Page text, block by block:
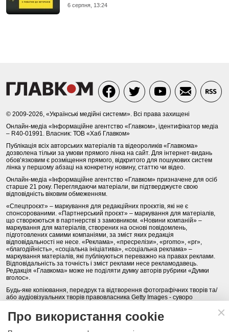
6 серпня, 13:24
© 2009-2026, «Українські медійні системи». Всі права захищені
Онлайн-медіа «Інформаційне агентство «Главком», ідентифікатор медіа
– R40-01991. Власник: ТОВ «Хаб Главком»
Публікація всіх авторських матеріалів та відеороликів «Главкома»
дозволена тільки за умови прямого лінка на сайт. Для інтернет-видань
обов’язковим є розміщення прямого, відкритого для пошукових систем
лінка у першому абзаці на конкретну новину, статтю чи відео.
Онлайн-медіа «Інформаційне агентство «Главком» призначене для осіб
старше 21 року. Переглядаючи матеріали, ви підтверджуєте свою
відповідність віковим обмеженням.
«Спецпроєкт» – маркування для редакційних проєктів, які не є
спонсорованими. «Партнерський проєкт» – маркування для матеріалів,
що створюються в партнерстві з замовником. «Новини компаній» –
маркування для матеріалів, створених на основі повідомлень,
підготовлених самими компаніями, за зміст яких редакція
відповідальності не несе. «Реклама», «пресрелізи», «promo», «pr»,
«благодійність», «соціальна ініціатива», «соціальна реклама» –
маркування матеріалів, які публікуються переважно на правах реклами.
Відповідальність за точність і зміст реклами несе рекламодавець.
Редакція «Главкома» може не поділяти думку авторів рубрики «Думки
вголос».
Будь-яке копіювання, передрук та відтворення фотографічних творів та/
або аудіовізуальних творів правовласника Getty Images - суворо
Політика конфіденційності (Privacy Policy). Правила сайту
Про використання cookie